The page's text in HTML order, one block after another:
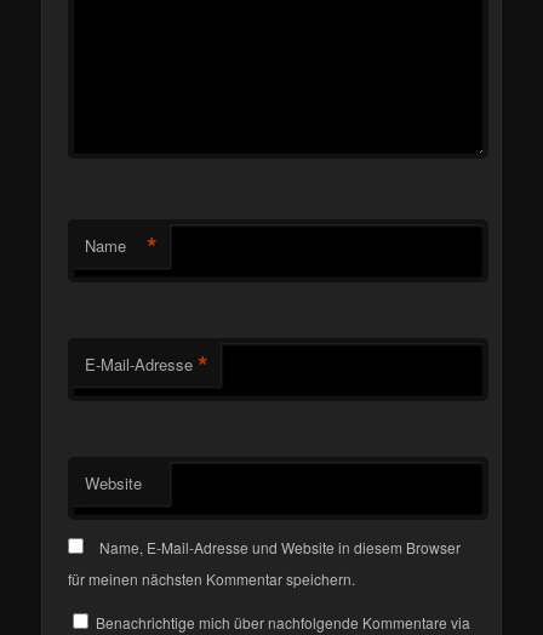
Name *
E-Mail-Adresse *
Website
Name, E-Mail-Adresse und Website in diesem Browser
für meinen nächsten Kommentar speichern.
Benachrichtige mich über nachfolgende Kommentare via